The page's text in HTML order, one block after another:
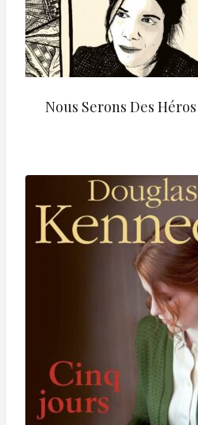
Nous Serons Des